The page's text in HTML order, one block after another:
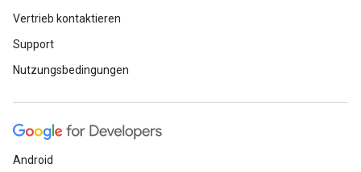
Vertrieb kontaktieren
Support
Nutzungsbedingungen
Android